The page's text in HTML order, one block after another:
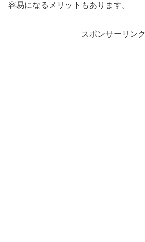
容易になるメリットもあります。
スポンサーリンク